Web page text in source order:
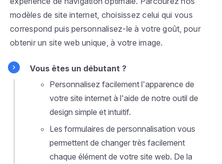
modèles de site internet, choisissez celui qui vous
correspond puis personnalisez-le à votre goût, pour
obtenir un site web unique, à votre image.
Vous êtes un débutant ?
Personnalisez facilement l'apparence de
votre site internet à l'aide de notre outil de
design simple et intuitif.
Les formulaires de personnalisation vous
permettent de changer très facilement
chaque élément de votre site web. De la